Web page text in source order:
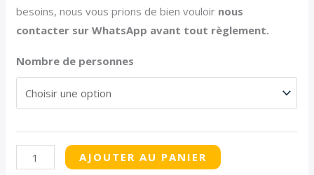
besoins, nous vous prions de bien vouloir nous
contacter sur WhatsApp avant tout règlement.
Nombre de personnes
AJOUTER AU PANIER